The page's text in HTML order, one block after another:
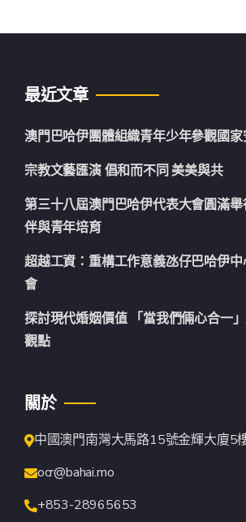
最近文章
澳門巴哈伊團體組織青年少年參觀國
宗教文藝匯演 倡和而不同 美美與共
第三十八屆澳門巴哈伊代表大會圓滿
伴與青年培育
超越工資：重構工作意義氹仔巴哈伊
會
探討現代婚姻價值 「當我們倆心合一
觀點
關於
中國澳門南灣大馬路15號金輝大廈5
ocr@bahai.mo
+853-28965653